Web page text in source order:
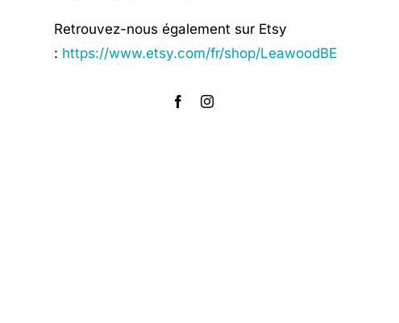
Retrouvez-nous également sur Etsy
: https://www.etsy.com/fr/shop/LeawoodBE